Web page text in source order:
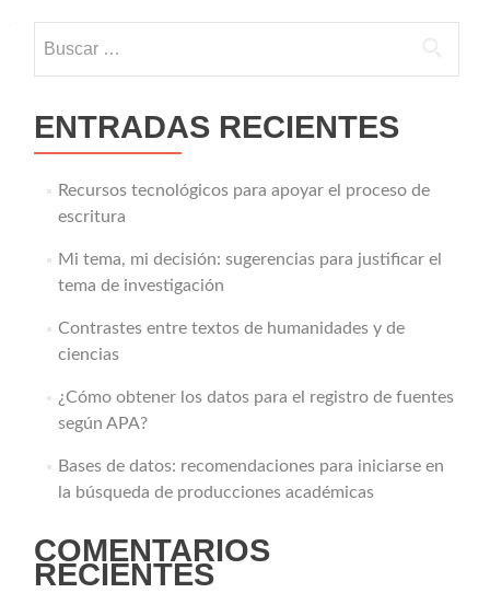
ENTRADAS RECIENTES
Recursos tecnológicos para apoyar el proceso de
escritura
Mi tema, mi decisión: sugerencias para justificar el
tema de investigación
Contrastes entre textos de humanidades y de
ciencias
¿Cómo obtener los datos para el registro de fuentes
según APA?
Bases de datos: recomendaciones para iniciarse en
la búsqueda de producciones académicas
COMENTARIOS
RECIENTES